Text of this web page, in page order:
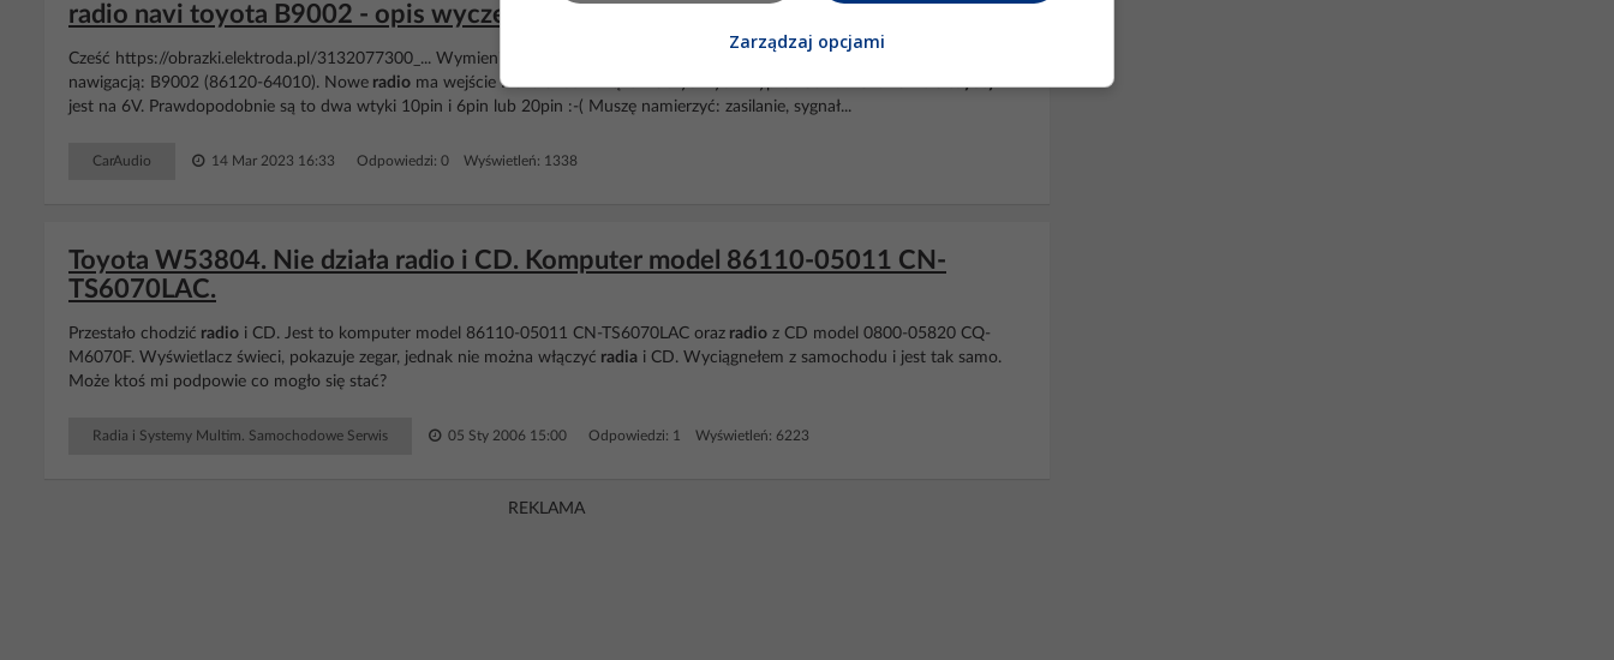
radio navi toyota B9002 - opis wyczek kamery cofania
Cześć https://obrazki.elektroda.pl/3132077300_... Wymieniam
nawigacją: B9002 (86120-64010). Nowe radio ma wejście RCA. Chce z wiązek fabrycznych wyprowadzić RCA. Kameratoyoty
jest na 6V. Prawdopodobnie są to dwa wtyki 10pin i 6pin lub 20pin :-( Muszę namierzyć: zasilanie, sygnał...
CarAudio 14 Mar 2023 16:33 Odpowiedzi: 0 Wyświetleń: 1338
Toyota W53804. Nie działa radio i CD. Komputer model 86110-05011 CN-
TS6070LAC.
Przestało chodzić radio i CD. Jest to komputer model 86110-05011 CN-TS6070LAC oraz radio z CD model 0800-05820 CQ-
M6070F. Wyświetlacz świeci, pokazuje zegar, jednak nie można włączyć radia i CD. Wyciągnełem z samochodu i jest tak samo.
Może ktoś mi podpowie co mogło się stać?
Radia i Systemy Multim. Samochodowe Serwis 05 Sty 2006 15:00 Odpowiedzi: 1 Wyświetleń: 6223
REKLAMA
Zarządzaj opcjami